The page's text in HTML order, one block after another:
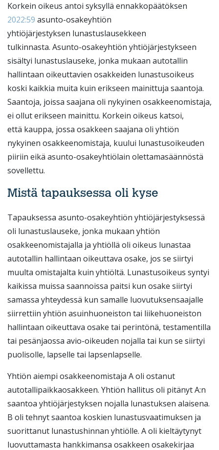
Korkein oikeus antoi syksyllä ennakkopäätöksen
2022:59 asunto-osakeyhtiön
yhtiöjärjestyksen lunastuslausekkeen
tulkinnasta. Asunto-osakeyhtiön yhtiöjärjestykseen
sisältyi lunastuslauseke, jonka mukaan autotallin
hallintaan oikeuttavien osakkeiden lunastusoikeus
koski kaikkia muita kuin erikseen mainittuja saantoja.
Saantoja, joissa saajana oli nykyinen osakkeenomistaja,
ei ollut erikseen mainittu. Korkein oikeus katsoi,
että kauppa, jossa osakkeen saajana oli yhtiön
nykyinen osakkeenomistaja, kuului lunastusoikeuden
piiriin eikä asunto-osakeyhtiölain olettamasäännöstä
sovellettu.
Mistä tapauksessa oli kyse
Tapauksessa asunto-osakeyhtiön yhtiöjärjestyksessä
oli lunastuslauseke, jonka mukaan yhtiön
osakkeenomistajalla ja yhtiöllä oli oikeus lunastaa
autotallin hallintaan oikeuttava osake, jos se siirtyi
muulta omistajalta kuin yhtiöltä. Lunastusoikeus syntyi
kaikissa muissa saannoissa paitsi kun osake siirtyi
samassa yhteydessä kun samalle luovutuksensaajalle
siirrettiin yhtiön asuinhuoneiston tai liikehuoneiston
hallintaan oikeuttava osake tai perintönä, testamentilla
tai pesänjaossa avio-oikeuden nojalla tai kun se siirtyi
puolisolle, lapselle tai lapsenlapselle.
Yhtiön aiempi osakkeenomistaja A oli ostanut
autotallipaikkaosakkeen. Yhtiön hallitus oli pitänyt A:n
saantoa yhtiöjärjestyksen nojalla lunastuksen alaisena.
B oli tehnyt saantoa koskien lunastusvaatimuksen ja
suorittanut lunastushinnan yhtiölle. A oli kieltäytynyt
luovuttamasta hankkimansa osakkeen osakekirjaa